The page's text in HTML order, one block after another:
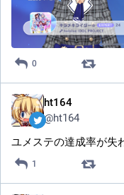
0
ht164
@ht164
ユメステの達成率が失
1